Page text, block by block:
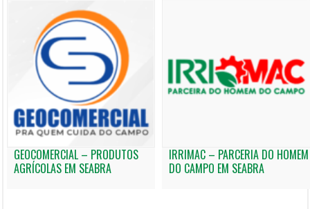
GEOCOMERCIAL – PRODUTOS
AGRÍCOLAS EM SEABRA
IRRIMAC – PARCERIA DO HOMEM
DO CAMPO EM SEABRA